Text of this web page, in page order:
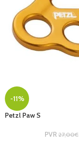
-11%
Petzl Paw S
PVR 27,00€